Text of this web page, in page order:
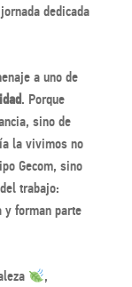
dedicada
a uno de
. Porque
sino de
la vivimos no
Gecom, sino
trabajo:
y forman parte
,